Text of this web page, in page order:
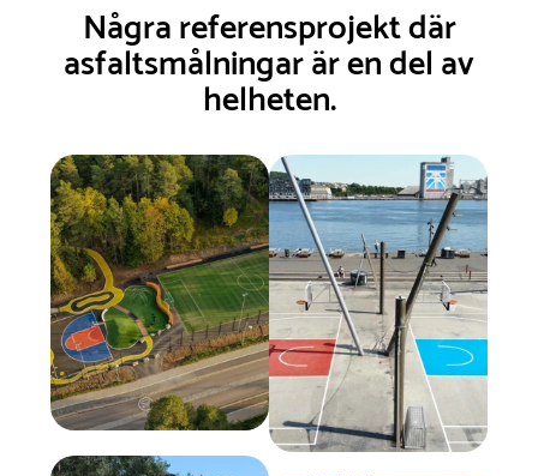
Några referensprojekt där
asfaltsmålningar är en del av
helheten.